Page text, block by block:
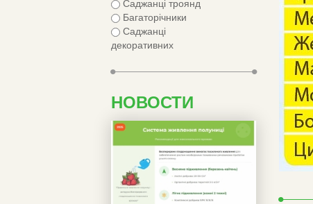
Саджанці троянд
Багаторічники
Саджанці
декоративних
НОВОСТИ